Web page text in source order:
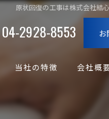
原状回復の工事は株式会社結
04-2928-8553
当社の特徴 会社概